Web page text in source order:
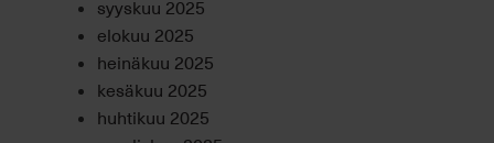
syyskuu 2025
elokuu 2025
heinäkuu 2025
kesäkuu 2025
huhtikuu 2025